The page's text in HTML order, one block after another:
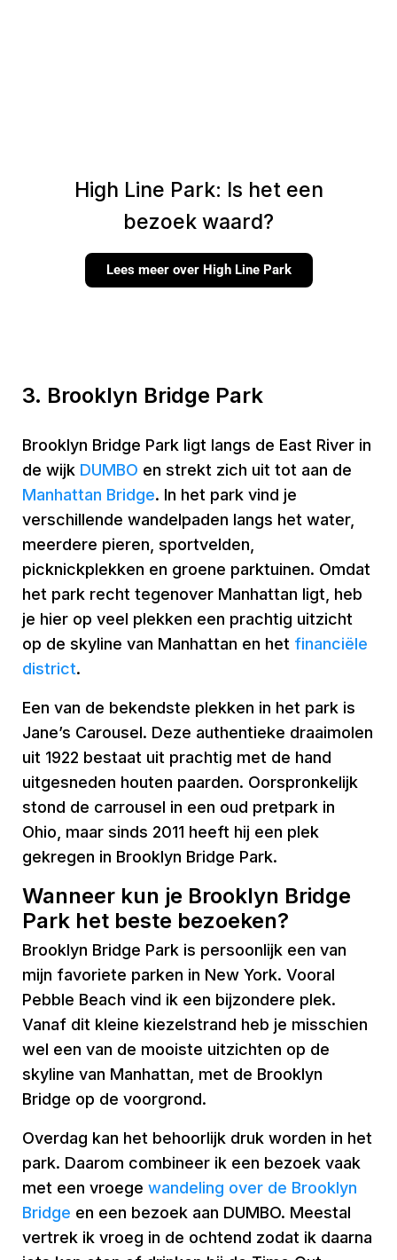
High Line Park: Is het een
bezoek waard?
Lees meer over High Line Park
3. Brooklyn Bridge Park
Brooklyn Bridge Park ligt langs de East River in
de wijk DUMBO en strekt zich uit tot aan de
Manhattan Bridge. In het park vind je
verschillende wandelpaden langs het water,
meerdere pieren, sportvelden,
picknickplekken en groene parktuinen. Omdat
het park recht tegenover Manhattan ligt, heb
je hier op veel plekken een prachtig uitzicht
op de skyline van Manhattan en het financiële
district.
Een van de bekendste plekken in het park is
Jane’s Carousel. Deze authentieke draaimolen
uit 1922 bestaat uit prachtig met de hand
uitgesneden houten paarden. Oorspronkelijk
stond de carrousel in een oud pretpark in
Ohio, maar sinds 2011 heeft hij een plek
gekregen in Brooklyn Bridge Park.
Wanneer kun je Brooklyn Bridge
Park het beste bezoeken?
Brooklyn Bridge Park is persoonlijk een van
mijn favoriete parken in New York. Vooral
Pebble Beach vind ik een bijzondere plek.
Vanaf dit kleine kiezelstrand heb je misschien
wel een van de mooiste uitzichten op de
skyline van Manhattan, met de Brooklyn
Bridge op de voorgrond.
Overdag kan het behoorlijk druk worden in het
park. Daarom combineer ik een bezoek vaak
met een vroege wandeling over de Brooklyn
Bridge en een bezoek aan DUMBO. Meestal
vertrek ik vroeg in de ochtend zodat ik daarna